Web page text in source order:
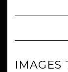
IMAGES